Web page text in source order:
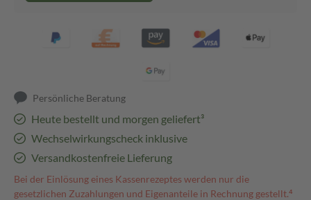
Persönliche Beratung
Heute bestellt und morgen geliefert³
Wechselwirkungscheck inklusive
Versandkostenfreie Lieferung
Bei der Einlösung eines Kassenrezeptes werden nur die
gesetzlichen Zuzahlungen und Eigenanteile in Rechnung gestellt.⁴